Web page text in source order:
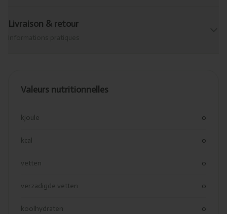
Livraison & retour
Valeurs nutritionnelles
kjoule 0
kcal 0
vetten 0
verzadigde vetten 0
koolhydraten 0